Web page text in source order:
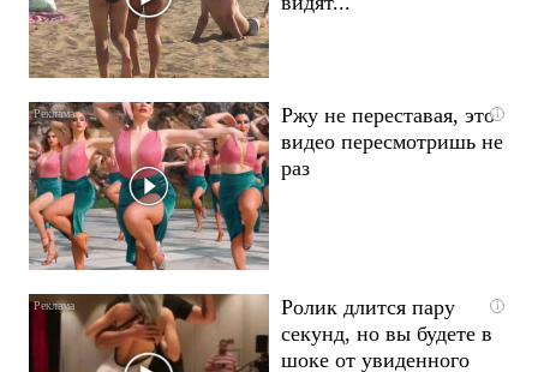
i
Ржу не переставая, это
видео пересмотришь не
раз
i
Ролик длится пару
секунд, но вы будете в
шоке от увиденного